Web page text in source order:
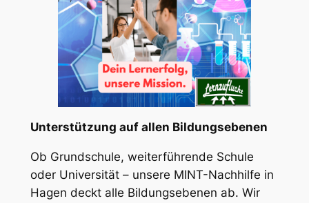
Unterstützung auf allen Bildungsebenen
Ob Grundschule, weiterführende Schule
oder Universität – unsere MINT-Nachhilfe in
Hagen deckt alle Bildungsebenen ab. Wir